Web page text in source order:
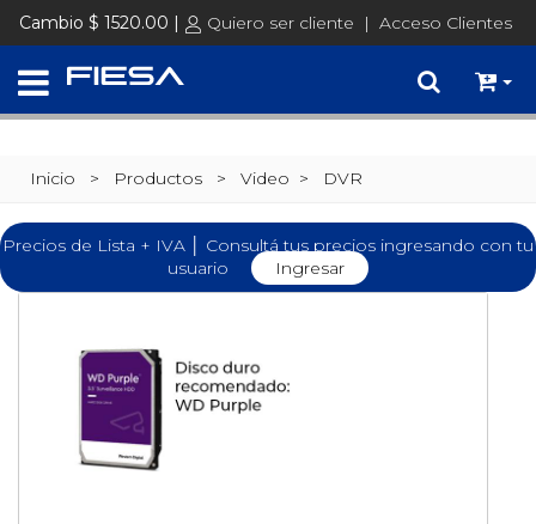
Cambio $ 1520.00 | Quiero ser cliente | Acceso Clientes
Inicio > Productos > Video > DVR
Precios de Lista + IVA │ Consultá tus precios ingresando con tu
usuario
Ingresar